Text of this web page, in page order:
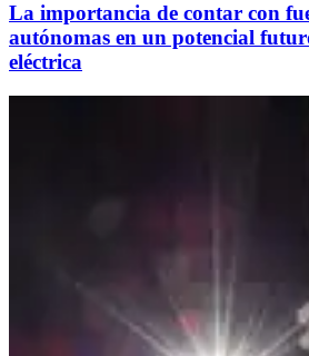
La importancia de contar con
autónomas en un potencial
eléctrica